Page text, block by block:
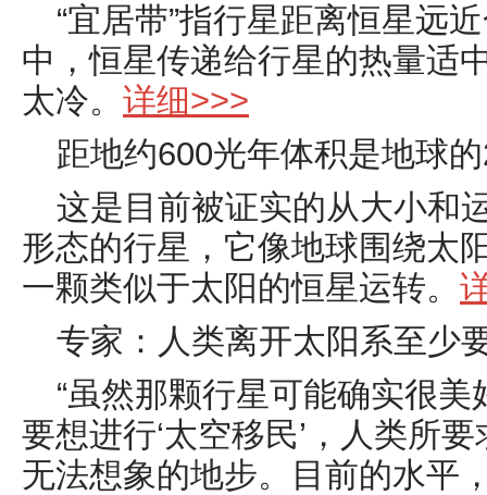
“宜居带”指行星距离恒星远
中，恒星传递给行星的热量适
太冷。 详细>>>
距地约600光年体积是地球的
这是目前被证实的从大小和
形态的行星，它像地球围绕太
一颗类似于太阳的恒星运转。
专家：人类离开太阳系至少
“虽然那颗行星可能确实很
要想进行‘太空移民’，人类所
无法想象的地步。目前的水平